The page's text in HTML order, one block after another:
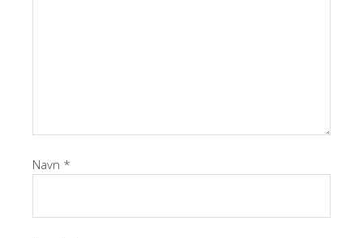
Navn *